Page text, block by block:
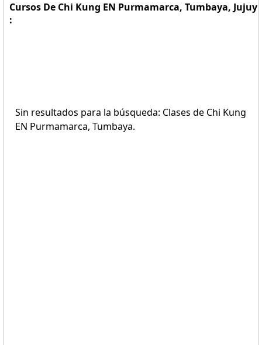
Cursos De Chi Kung EN Purmamarca, Tumbaya, Jujuy
:
Sin resultados para la búsqueda: Clases de Chi Kung
EN Purmamarca, Tumbaya.